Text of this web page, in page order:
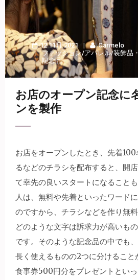
12 11月 2021
Carmelo
ファッション/アパレル/装飾品 ・
記念品
お店のオープン記念に
ンを製作
お店をオープンしたとき、先着
るなどのチラシを配布すると、開
て幸先の良いスタートになること
人は、無料や先着といったワード
のですから、チラシなどを作り無
どのような文字は訴求力が高いも
です。そのような記念品の中でも
長く使えるものの2つに分けること
食事券500円分をプレゼントとい